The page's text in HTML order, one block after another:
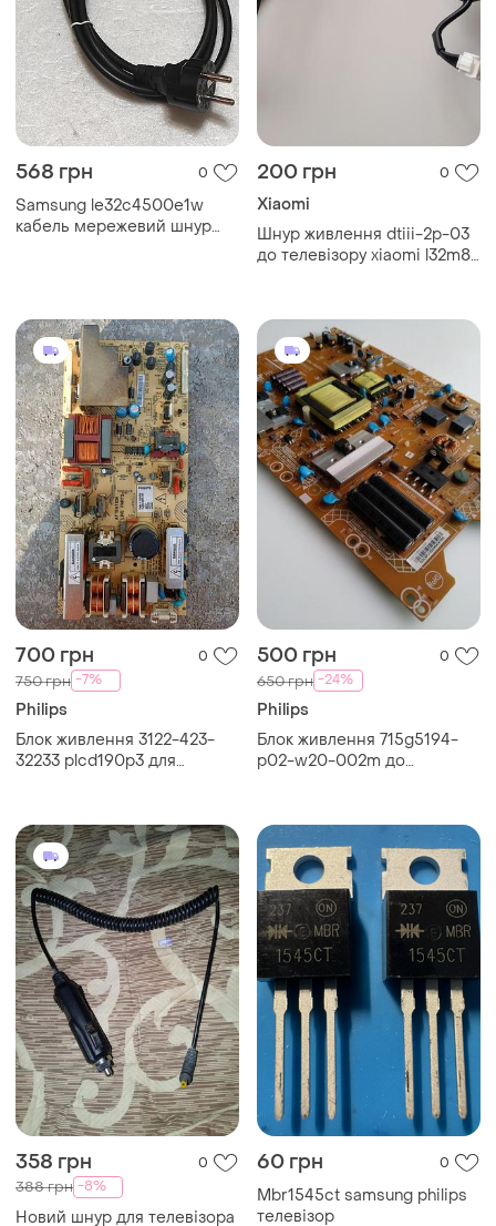
568 грн 0
Samsung le32c4500e1w
кабель мережевий шнур
200 грн 0
Xiaomi
Шнур живлення dtiii-2p-03
до телевізору xiaomi l32m8-
700 грн 0
750 грн -7%
Philips
Блок живлення 3122-423-
32233 plcd190p3 для
500 грн 0
650 грн -24%
Philips
Блок живлення 715g5194-
p02-w20-002m до
358 грн 0
388 грн -8%
Новий шнур для телевізора
60 грн 0
Mbr1545ct samsung philips
телевізор